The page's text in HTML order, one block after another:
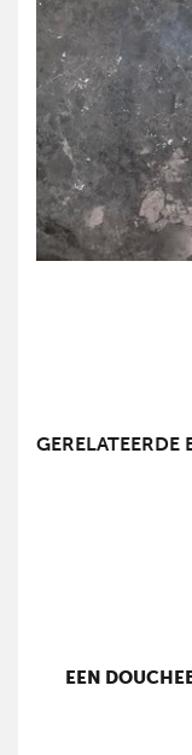
GERELATEERDE
EEN